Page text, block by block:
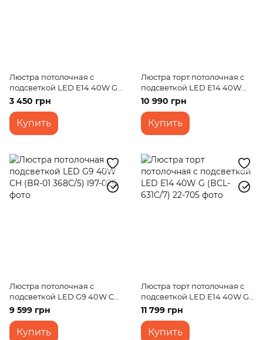
Люстра потолочная с
подсветкой LED E14 40W G
(LK-511S/3)
3 450 грн
Купить
Люстра торт потолочная с
подсветкой LED E14 40W
Glass (BCL-611C/3)
10 990 грн
Купить
Люстра потолочная с
подсветкой LED G9 40W CH
(BR-01 368C/5)
9 599 грн
Купить
Люстра торт потолочная с
подсветкой LED E14 40W G
(BCL-631C/7)
11 799 грн
Купить